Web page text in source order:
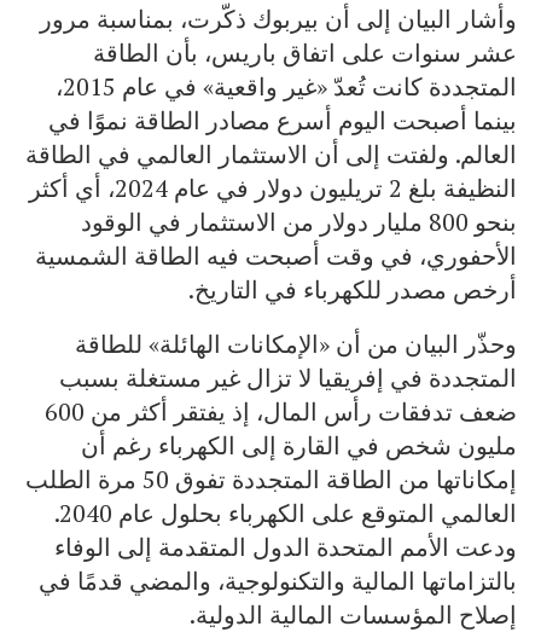
وأشار البيان إلى أن بيربوك ذكّرت، بمناسبة مرور
عشر سنوات على اتفاق باريس، بأن الطاقة
المتجددة كانت تُعدّ «غير واقعية» في عام 2015،
بينما أصبحت اليوم أسرع مصادر الطاقة نموًا في
العالم. ولفتت إلى أن الاستثمار العالمي في الطاقة
النظيفة بلغ 2 تريليون دولار في عام 2024، أي أكثر
بنحو 800 مليار دولار من الاستثمار في الوقود
الأحفوري، في وقت أصبحت فيه الطاقة الشمسية
أرخص مصدر للكهرباء في التاريخ.
وحذّر البيان من أن «الإمكانات الهائلة» للطاقة
المتجددة في إفريقيا لا تزال غير مستغلة بسبب
ضعف تدفقات رأس المال، إذ يفتقر أكثر من 600
مليون شخص في القارة إلى الكهرباء رغم أن
إمكاناتها من الطاقة المتجددة تفوق 50 مرة الطلب
العالمي المتوقع على الكهرباء بحلول عام 2040.
ودعت الأمم المتحدة الدول المتقدمة إلى الوفاء
بالتزاماتها المالية والتكنولوجية، والمضي قدمًا في
إصلاح المؤسسات المالية الدولية.